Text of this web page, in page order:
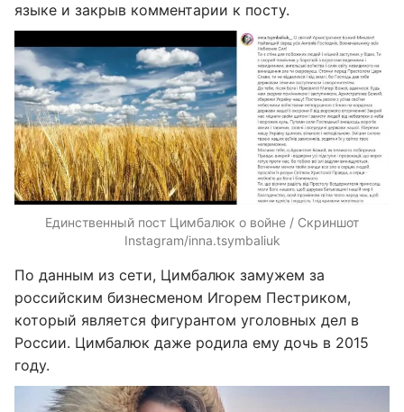
языке и закрыв комментарии к посту.
Единственный пост Цимбалюк о войне / Скриншот
Instagram/inna.tsymbaliuk
По данным из сети, Цимбалюк замужем за
российским бизнесменом Игорем Пестриком,
который является фигурантом уголовных дел в
России. Цимбалюк даже родила ему дочь в 2015
году.